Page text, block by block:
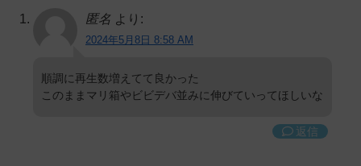
匿名 より:
2024年5月8日 8:58 AM
順調に再生数増えてて良かった
このままマリ箱やビビデバ並みに伸びていってほしいな
返信